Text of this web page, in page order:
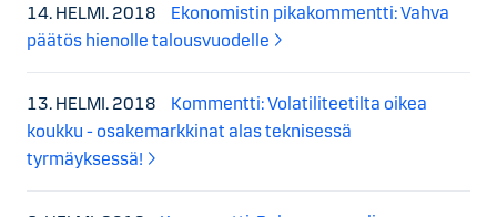
14. HELMI. 2018
Ekonomistin pikakommentti: Vahva
päätös hienolle talousvuodelle
13. HELMI. 2018
Kommentti: Volatiliteetilta oikea
koukku - osakemarkkinat alas teknisessä
tyrmäyksessä!